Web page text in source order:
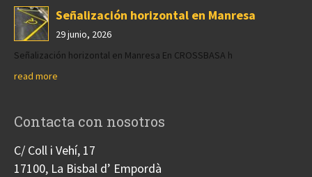
Señalización horizontal en Manresa
29 junio, 2026
Señalización horizontal en Manresa En CROSSBASA h
read more
Contacta con nosotros
C/ Coll i Vehí, 17
17100, La Bisbal d’ Empordà